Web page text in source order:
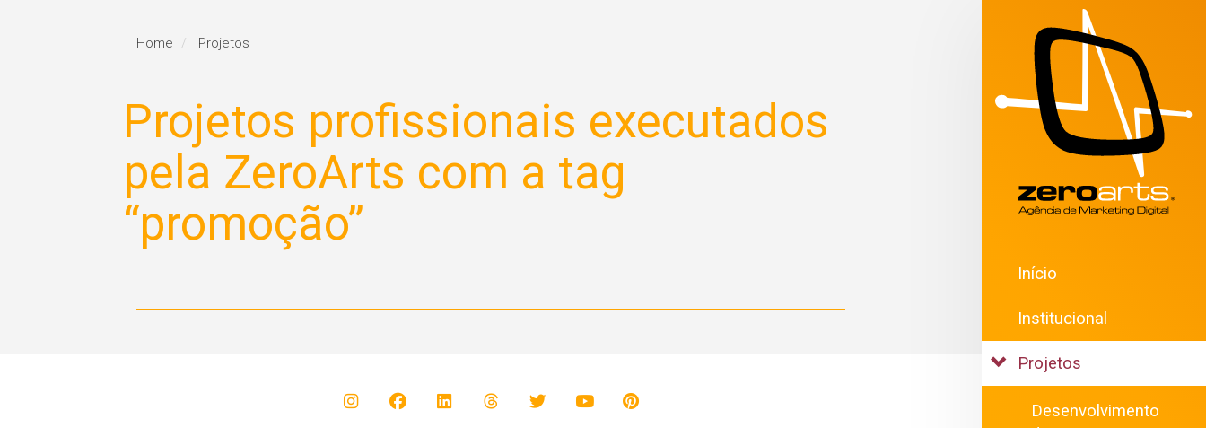
Início
Institucional
Projetos
Desenvolvimento
Home Projetos
Projetos profissionais executados
pela ZeroArts com a tag
“promoção”